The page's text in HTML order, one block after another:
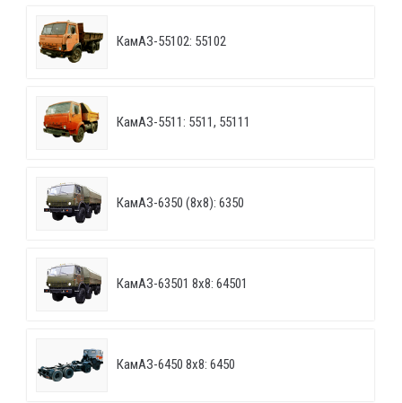
КамАЗ-55102: 55102
КамАЗ-5511: 5511, 55111
КамАЗ-6350 (8х8): 6350
КамАЗ-63501 8х8: 64501
КамАЗ-6450 8х8: 6450